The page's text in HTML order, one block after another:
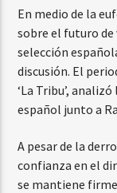
En medio de la
sobre el futuro de
selección
discusión. El
‘La Tribu’,
español junto a
A pesar de la
confianza en el
se mantiene